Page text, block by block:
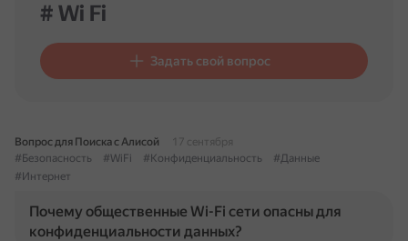
# Wi Fi
Задать свой вопрос
Вопрос для Поиска с Алисой
17 сентября
#Безопасность
#WiFi #Конфиденциальность
#Данные
#Интернет
Почему общественные Wi-Fi сети опасны для
конфиденциальности данных?